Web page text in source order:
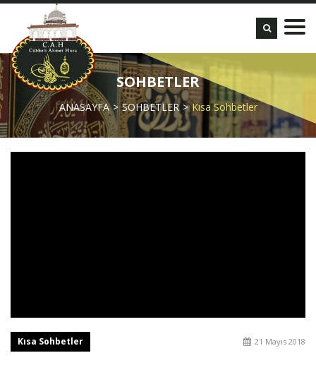
SOHBETLER
ANASAYFA SOHBETLER Kısa Sohbetler
Kısa Sohbetler 21 Mayıs 2018